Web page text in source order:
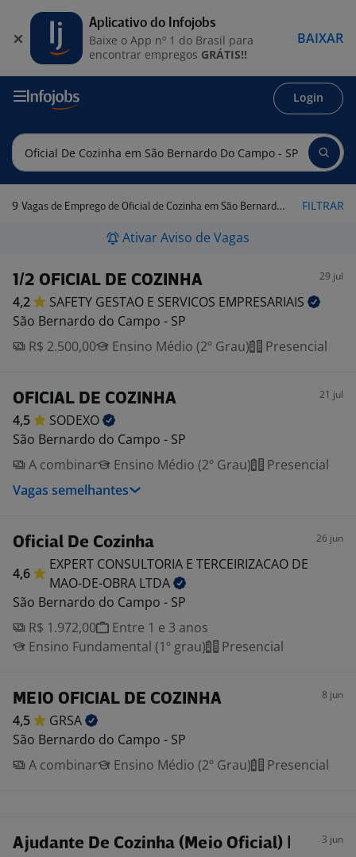
Login
9 Vagas de Emprego de Oficial de Cozinha em São Bernardo do Campo - SP FILTRAR
Ativar Aviso de Vagas
1/2 OFICIAL DE COZINHA 29 jul
4,2 SAFETY GESTAO E SERVICOS EMPRESARIAIS
São Bernardo do Campo - SP
R$ 2.500,00
Ensino Médio (2º Grau) Presencial
OFICIAL DE COZINHA 21 jul
4,5
SODEXO
São Bernardo do Campo - SP
A combinar
Ensino Médio (2º Grau)
Presencial
Vagas semelhantes
Oficial De Cozinha 26 jun
4,6
EXPERT CONSULTORIA E TERCEIRIZACAO DE
MAO-DE-OBRA LTDA
São Bernardo do Campo - SP
R$ 1.972,00
Entre 1 e 3 anos
Ensino Fundamental (1º grau)
Presencial
MEIO OFICIAL DE COZINHA 8 jun
4,5
GRSA
São Bernardo do Campo - SP
A combinar
Ensino Médio (2º Grau) Presencial
Ajudante De Cozinha (Meio Oficial) |
3 jun
Aplicativo do Infojobs
Baixe o App nº 1 do Brasil para
encontrar empregos GRÁTIS!!
BAIXAR